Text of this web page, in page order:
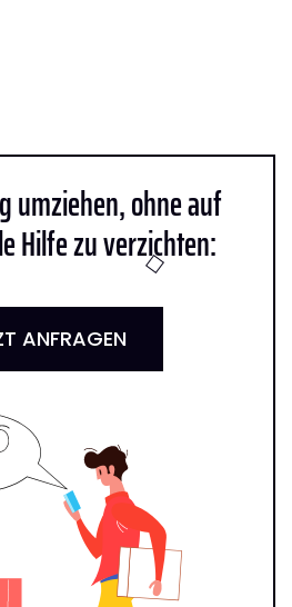
umziehen, ohne auf
Hilfe zu verzichten:
ANFRAGEN